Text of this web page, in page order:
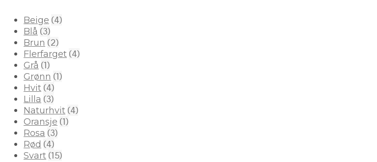
Beige (4)
Blå (3)
Brun (2)
Flerfarget (4)
Grå (1)
Grønn (1)
Hvit (4)
Lilla (3)
Naturhvit (4)
Oransje (1)
Rosa (3)
Rød (4)
Svart (15)